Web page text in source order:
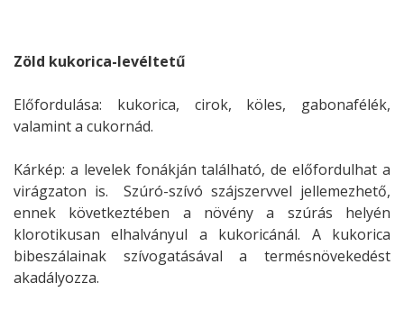
Zöld kukorica-levéltetű
Előfordulása: kukorica, cirok, köles, gabonafélék,
valamint a cukornád.
Kárkép: a levelek fonákján található, de előfordulhat a
virágzaton is. Szúró-szívó szájszervvel jellemezhető,
ennek következtében a növény a szúrás helyén
klorotikusan elhalványul a kukoricánál. A kukorica
bibeszálainak szívogatásával a termésnövekedést
akadályozza.